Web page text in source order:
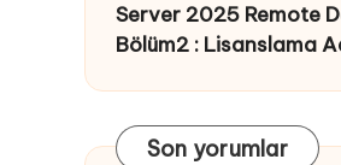
Server 2025 Remote
Bölüm2 : Lisanslama
Son yorumlar